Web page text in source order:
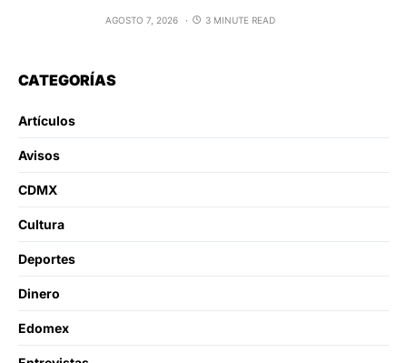
AGOSTO 7, 2026 3 MINUTE READ
CATEGORÍAS
Artículos
Avisos
CDMX
Cultura
Deportes
Dinero
Edomex